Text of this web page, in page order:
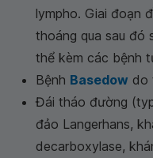
lympho. Giai đoạn
thoáng qua sau đó
thể kèm các bệnh
Bệnh Basedow do
Đái tháo đường
đảo Langerhans,
decarboxylase,